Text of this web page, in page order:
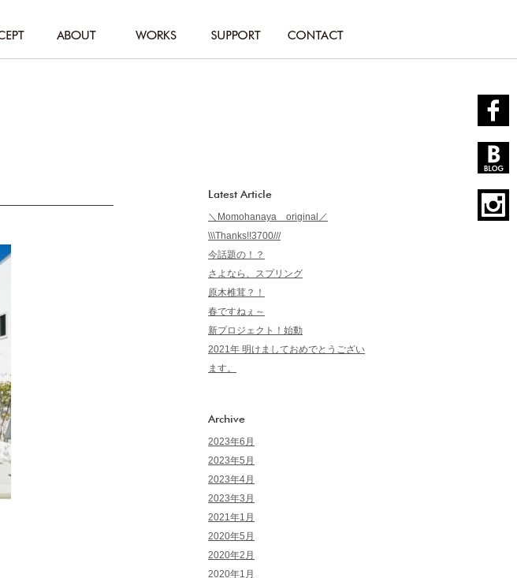
Latest Article
＼Momohanaya original／
\\\Thanks!!3700///
今話題の！？
さよなら、スプリング
原木椎茸？！
春ですねぇ～
新プロジェクト！始動
2021年 明けましておめでとうござい
ます。
Archive
2023年6月
2023年5月
2023年4月
2023年3月
2021年1月
2020年5月
2020年2月
2020年1月